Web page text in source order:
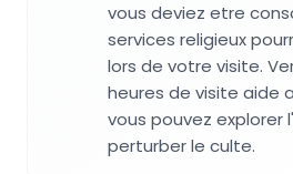
vous deviez etre
services religieux
lors de votre visite.
heures de visite aide
vous pouvez explorer
perturber le culte.